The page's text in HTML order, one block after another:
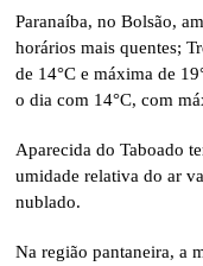
Paranaíba, no Bolsão,
horários mais quentes;
de 14°C e máxima de
o dia com 14°C, com
Aparecida do Taboado
umidade relativa do ar
nublado.
Na região pantaneira, a